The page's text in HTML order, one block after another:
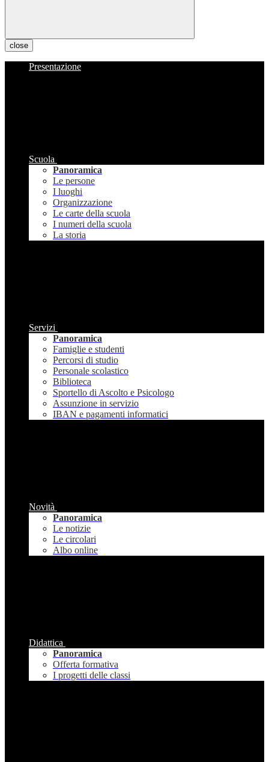
close
Presentazione
Scuola
Panoramica
Le persone
I luoghi
Organizzazione
Le carte della scuola
I numeri della scuola
La storia
Servizi
Panoramica
Famiglie e studenti
Percorsi di studio
Personale scolastico
Biblioteca
Sportello di Ascolto e Psicologo
Assunzione in servizio
IBAN e pagamenti informatici
Novità
Panoramica
Le notizie
Le circolari
Albo online
Didattica
Panoramica
Offerta formativa
I progetti delle classi